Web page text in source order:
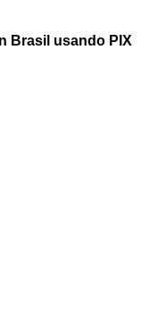
Brasil usando PIX